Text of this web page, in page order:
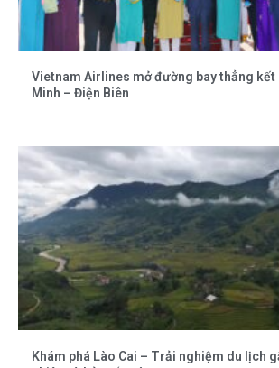
Vietnam Airlines mở đường bay thẳng kết
Minh – Điện Biên
Khám phá Lào Cai – Trải nghiệm du lịch